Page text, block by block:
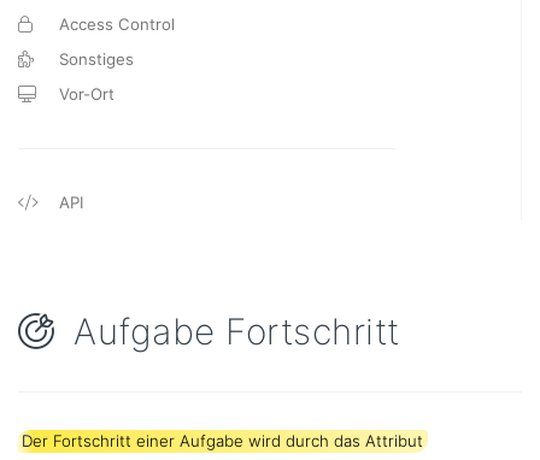
Access Control
Sonstiges
Vor-Ort
API
Aufgabe Fortschritt
Der Fortschritt einer Aufgabe wird durch das Attribut